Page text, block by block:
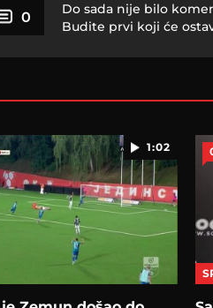
0
Do sada nije bilo
Budite prvi koji će
1:02